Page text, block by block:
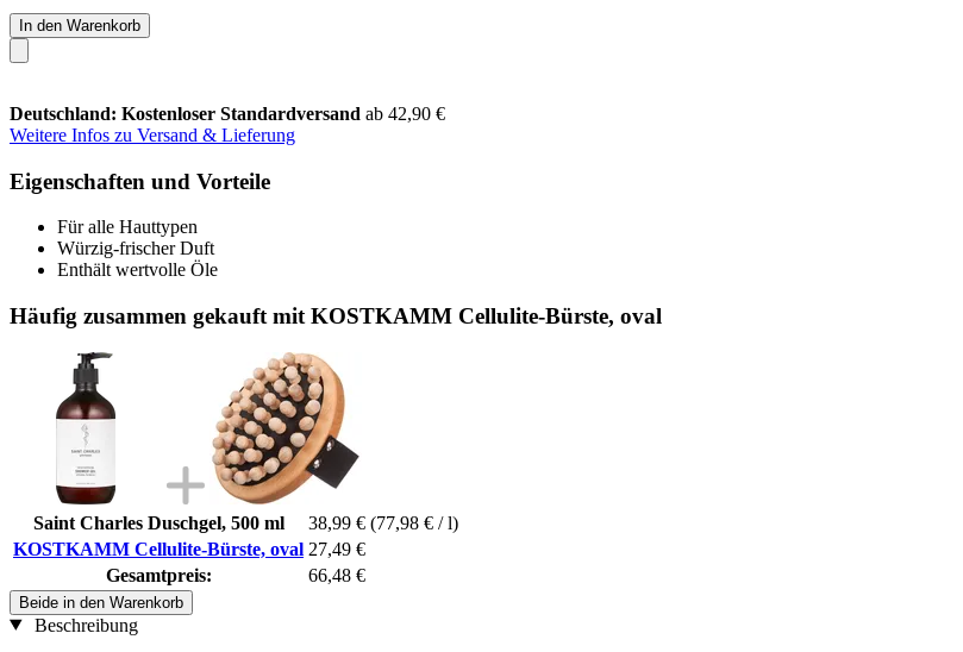
In den Warenkorb
Deutschland: Kostenloser Standardversand ab 42,90 €
Weitere Infos zu Versand & Lieferung
Eigenschaften und Vorteile
Für alle Hauttypen
Würzig-frischer Duft
Enthält wertvolle Öle
Häufig zusammen gekauft mit KOSTKAMM Cellulite-Bürste, oval
Saint Charles Duschgel, 500 ml 38,99 € (77,98 € / l)
KOSTKAMM Cellulite-Bürste, oval 27,49 €
Gesamtpreis:
66,48 €
Beide in den Warenkorb
Beschreibung